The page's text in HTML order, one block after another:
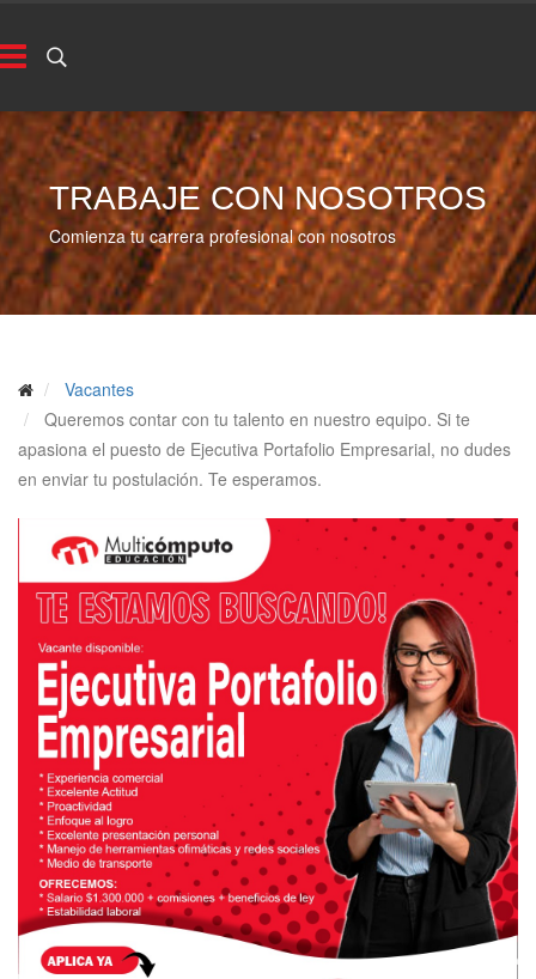
TRABAJE CON NOSOTROS
Comienza tu carrera profesional con nosotros
Vacantes
Queremos contar con tu talento en nuestro equipo. Si te
apasiona el puesto de Ejecutiva Portafolio Empresarial, no dudes
en enviar tu postulación. Te esperamos.